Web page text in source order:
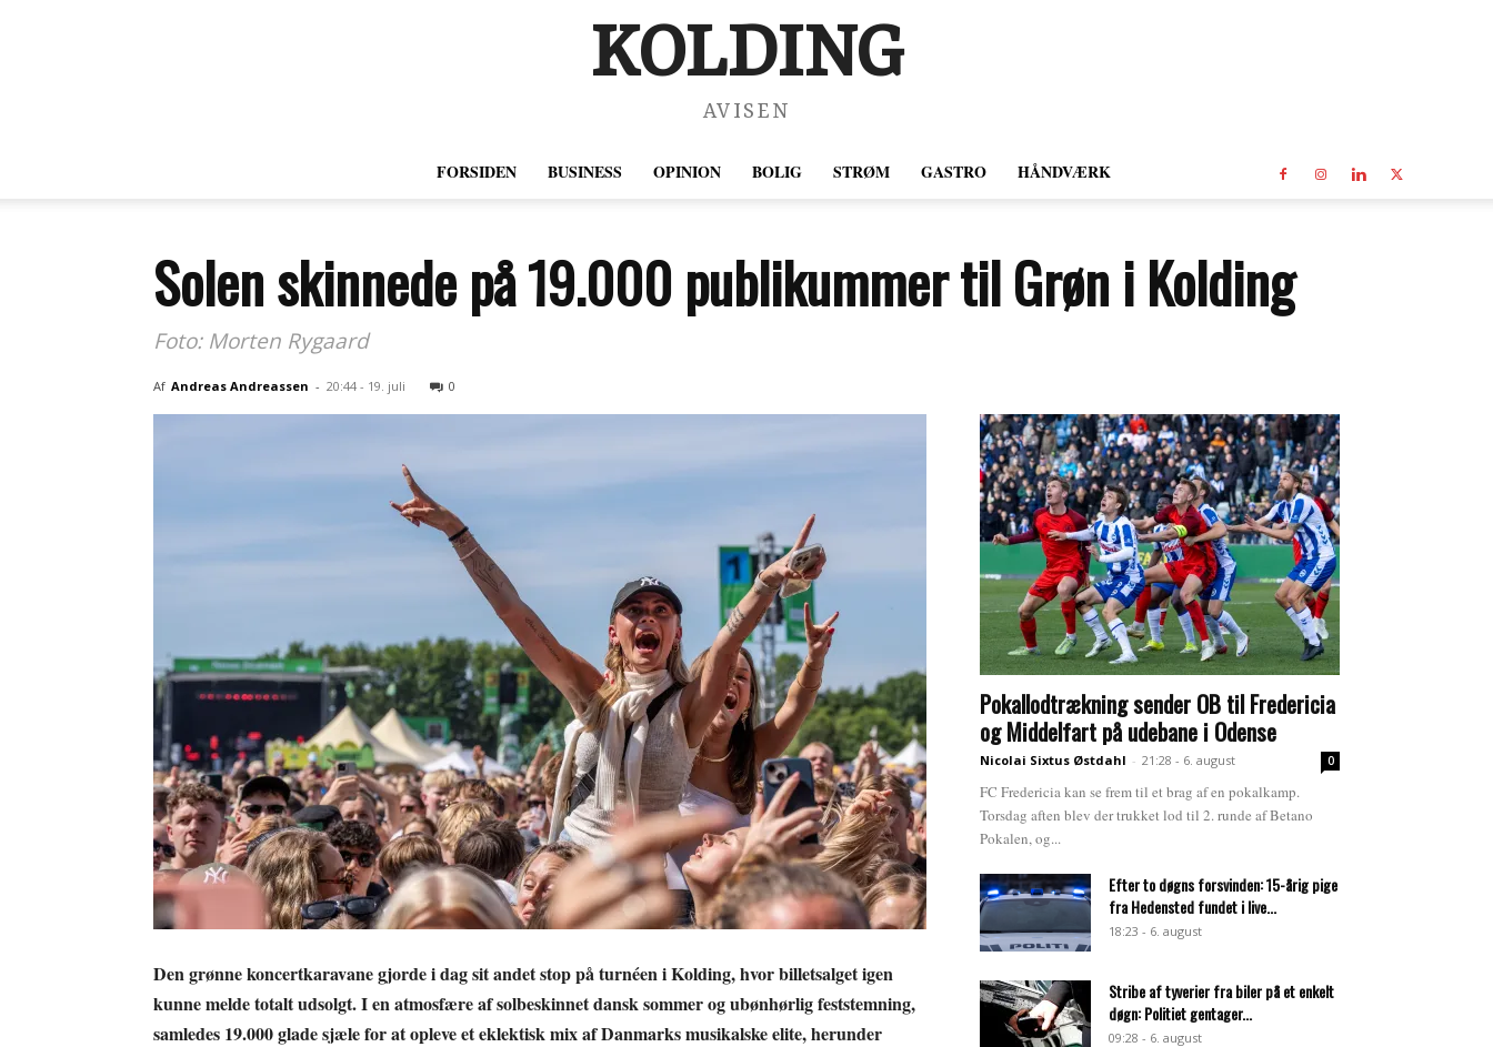
KOLDING
AVISEN
FORSIDEN BUSINESS OPINION BOLIG STRØM GASTRO HÅNDVÆRK
Solen skinnede på 19.000 publikummer til Grøn i Kolding
Foto: Morten Rygaard
Af Andreas Andreassen - 20:44 - 19. juli 0
Den grønne koncertkaravane gjorde i dag sit andet stop på turnéen i Kolding, hvor billetsalget igen
kunne melde totalt udsolgt. I en atmosfære af solbeskinnet dansk sommer og ubønhørlig feststemning,
samledes 19.000 glade sjæle for at opleve et eklektisk mix af Danmarks musikalske elite, herunder
Pokallodtrækning sender OB til Fredericia
og Middelfart på udebane i Odense
Nicolai Sixtus Østdahl - 21:28 - 6. august 0
FC Fredericia kan se frem til et brag af en pokalkamp.
Torsdag aften blev der trukket lod til 2. runde af Betano
Pokalen, og...
Efter to døgns forsvinden: 15-årig pige
fra Hedensted fundet i live...
18:23 - 6. august
Stribe af tyverier fra biler på et enkelt
døgn: Politiet gentager...
09:28 - 6. august